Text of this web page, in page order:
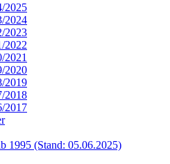
2025
2024
2023
2022
2021
2020
2019
2018
2017
1995 (Stand: 05.06.2025)